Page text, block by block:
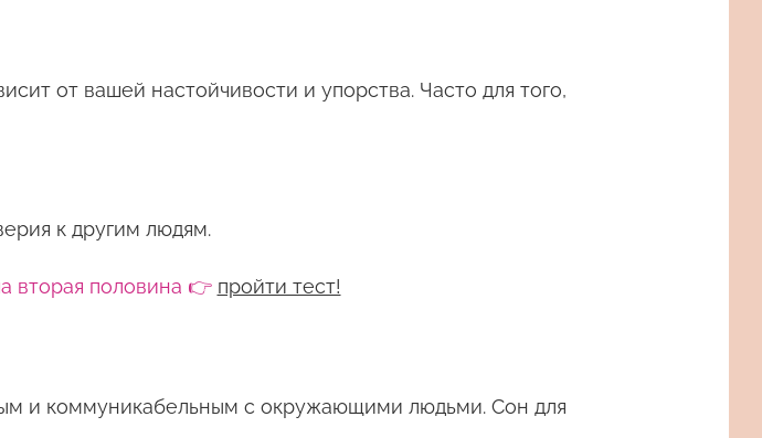
от вашей настойчивости и упорства. Часто для того,
к другим людям.
вторая половина 👉 пройти тест!
и коммуникабельным с окружающими людьми. Сон для